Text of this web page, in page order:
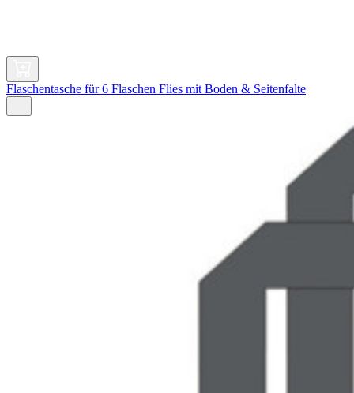
Flaschentasche für 6 Flaschen Flies mit Boden & Seitenfalte